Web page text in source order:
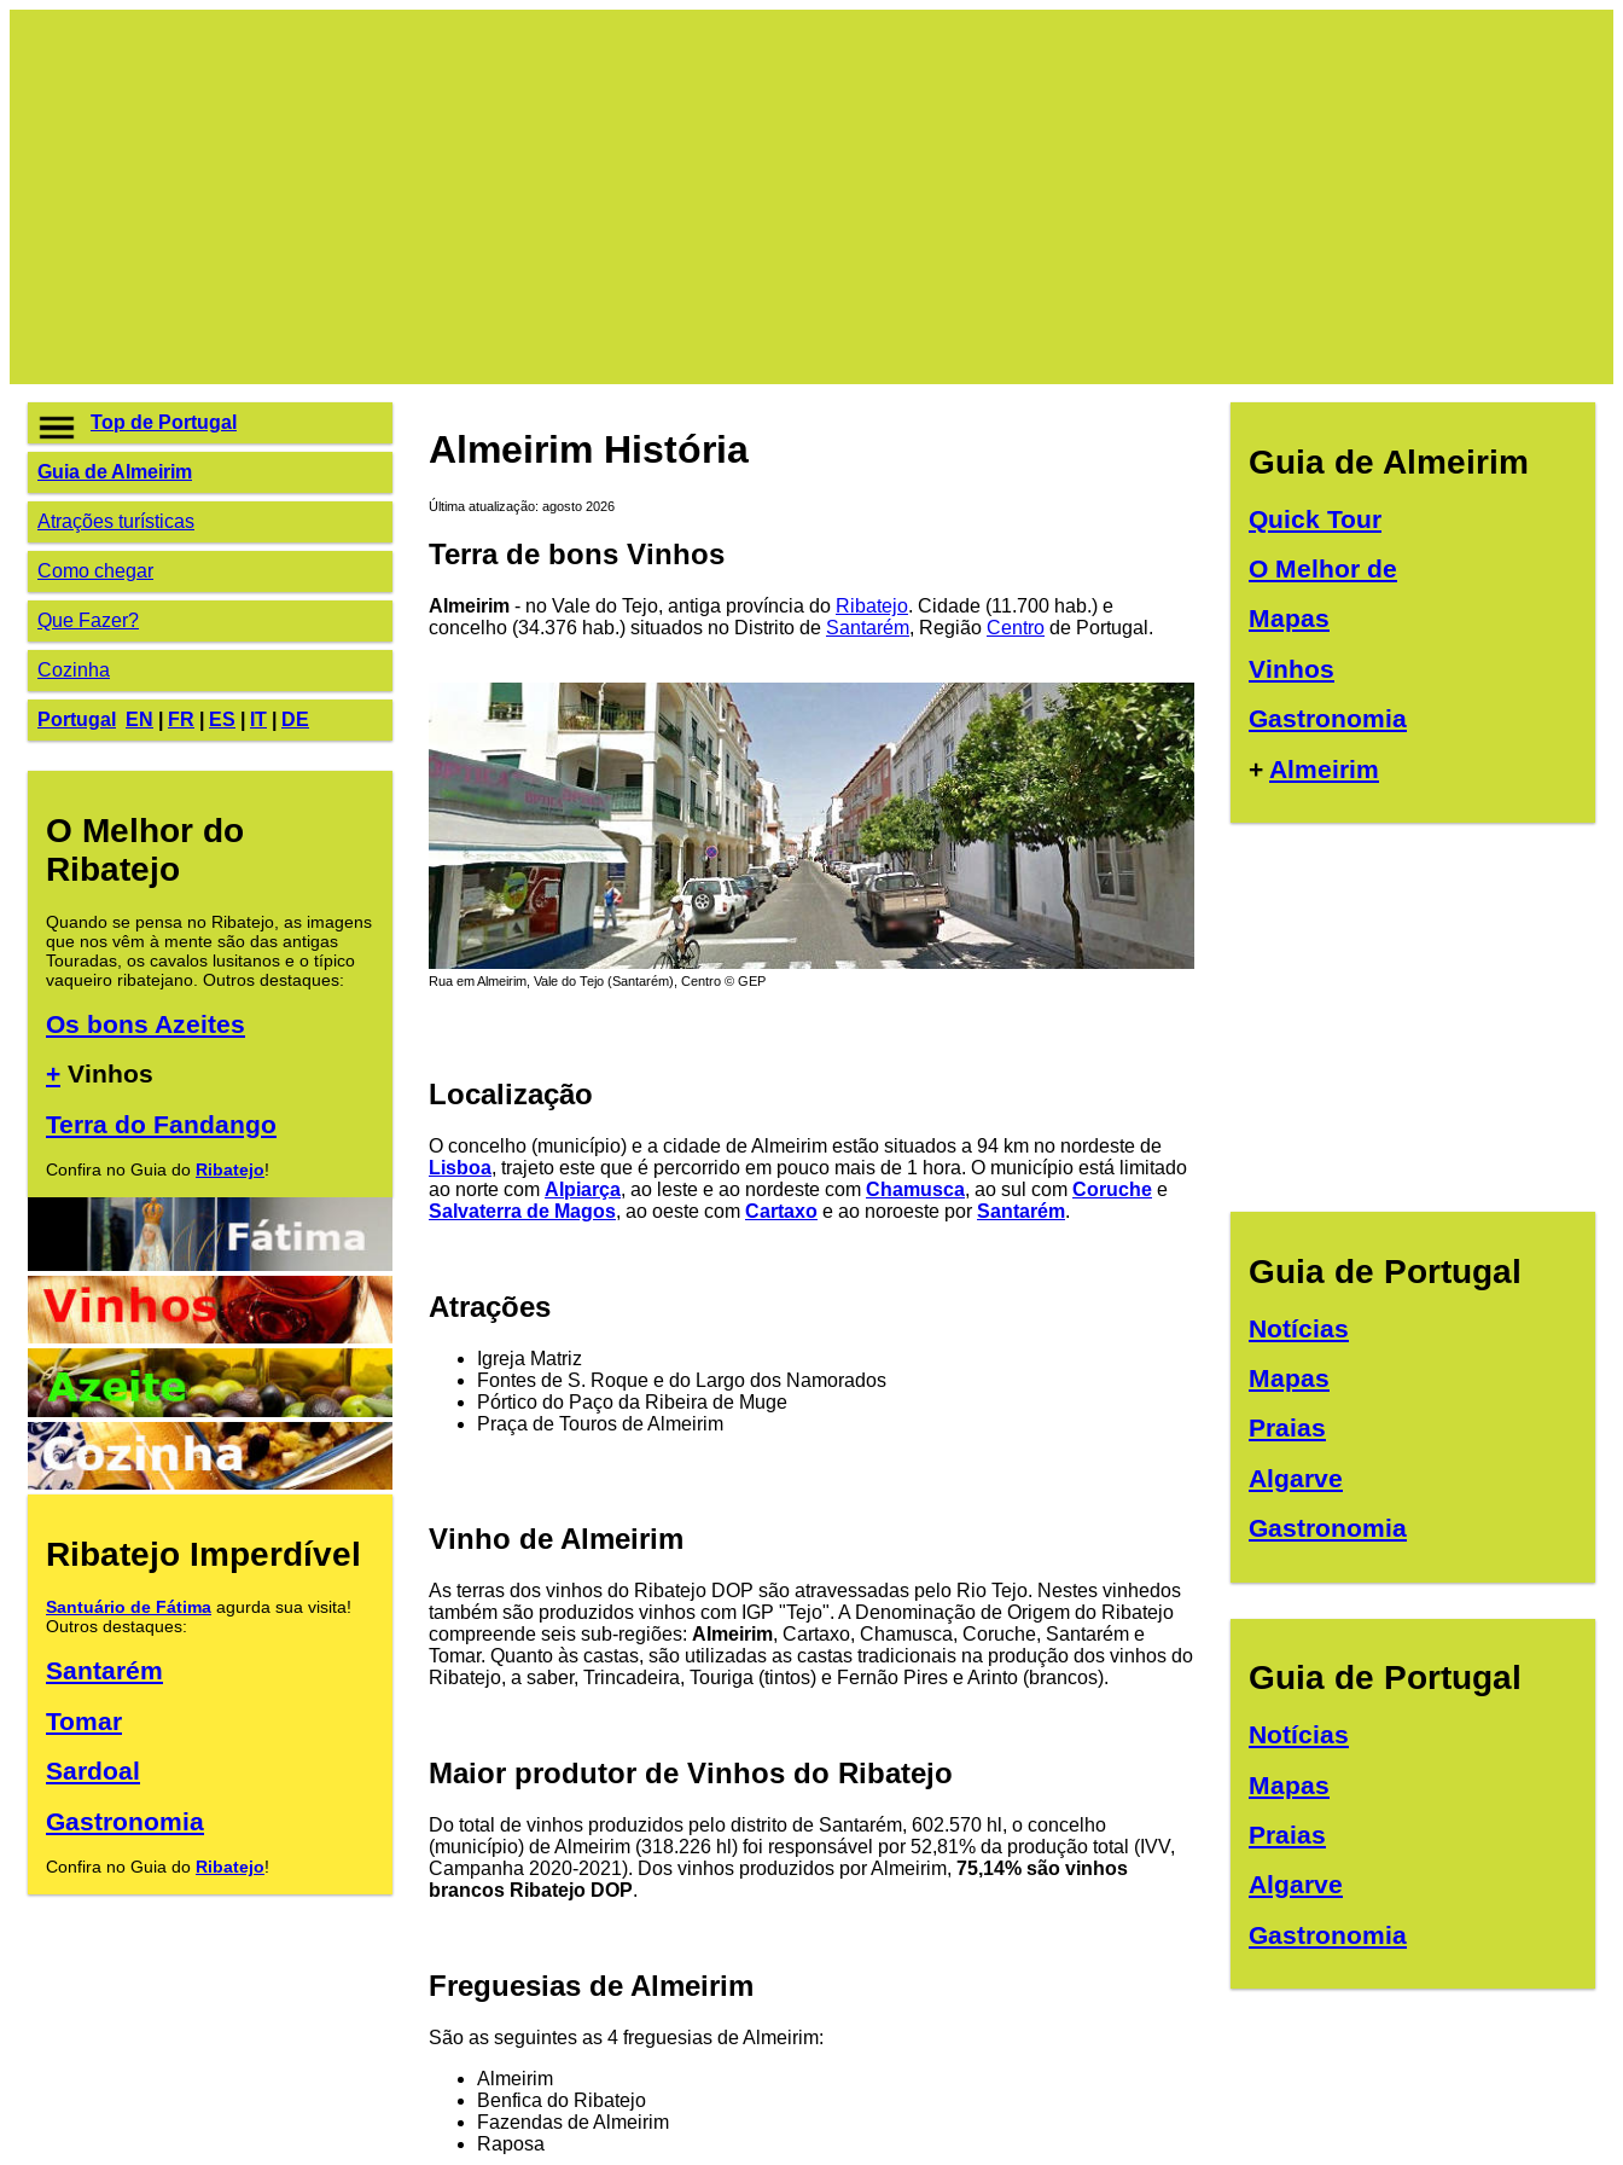
Top de Portugal
Guia de Almeirim
Atrações turísticas
Como chegar
Que Fazer?
Cozinha
Portugal EN FR ES IT DE
O Melhor do
Ribatejo
Quando se pensa no Ribatejo, as imagens
que nos vêm à mente são das antigas
Touradas, os cavalos lusitanos e o típico
vaqueiro ribatejano. Outros destaques:
Os bons Azeites
+ Vinhos
Terra do Fandango
Confira no Guia do Ribatejo!
Ribatejo Imperdível
Santuário de Fátima agurda sua visita!
Outros destaques:
Santarém
Tomar
Sardoal
Gastronomia
Confira no Guia do Ribatejo!
Almeirim História
Última atualização: agosto 2026
Terra de bons Vinhos
Almeirim - no Vale do Tejo, antiga província do Ribatejo. Cidade (11.700 hab.) e
concelho (34.376 hab.) situados no Distrito de Santarém, Região Centro de Portugal.
Rua em Almeirim, Vale do Tejo (Santarém), Centro © GEP
Localização
O concelho (município) e a cidade de Almeirim estão situados a 94 km no nordeste de
Lisboa, trajeto este que é percorrido em pouco mais de 1 hora. O município está limitado
ao norte com Alpiarça, ao leste e ao nordeste com Chamusca, ao sul com Coruche e
Salvaterra de Magos, ao oeste com Cartaxo e ao noroeste por Santarém.
Atrações
Igreja Matriz
Fontes de S. Roque e do Largo dos Namorados
Pórtico do Paço da Ribeira de Muge
Praça de Touros de Almeirim
Vinho de Almeirim
As terras dos vinhos do Ribatejo DOP são atravessadas pelo Rio Tejo. Nestes vinhedos
também são produzidos vinhos com IGP "Tejo". A Denominação de Origem do Ribatejo
compreende seis sub-regiões: Almeirim, Cartaxo, Chamusca, Coruche, Santarém e
Tomar. Quanto às castas, são utilizadas as castas tradicionais na produção dos vinhos do
Ribatejo, a saber, Trincadeira, Touriga (tintos) e Fernão Pires e Arinto (brancos).
Maior produtor de Vinhos do Ribatejo
Do total de vinhos produzidos pelo distrito de Santarém, 602.570 hl, o concelho
(município) de Almeirim (318.226 hl) foi responsável por 52,81% da produção total (IVV,
Campanha 2020-2021). Dos vinhos produzidos por Almeirim, 75,14% são vinhos
brancos Ribatejo DOP.
Freguesias de Almeirim
São as seguintes as 4 freguesias de Almeirim:
Almeirim
Benfica do Ribatejo
Fazendas de Almeirim
Raposa
Guia de Almeirim
Quick Tour
O Melhor de
Mapas
Vinhos
Gastronomia
+ Almeirim
Guia de Portugal
Notícias
Mapas
Praias
Algarve
Gastronomia
Guia de Portugal
Notícias
Mapas
Praias
Algarve
Gastronomia